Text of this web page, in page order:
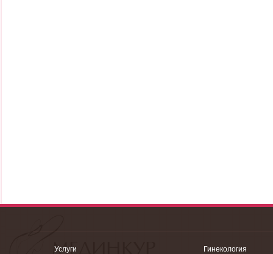
Услуги
Гинекология